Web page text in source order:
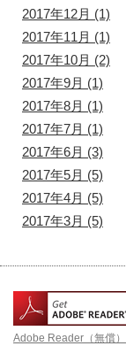
2017年12月 (1)
2017年11月 (1)
2017年10月 (2)
2017年9月 (1)
2017年8月 (1)
2017年7月 (1)
2017年6月 (3)
2017年5月 (5)
2017年4月 (5)
2017年3月 (5)
Adobe Reader（無償）